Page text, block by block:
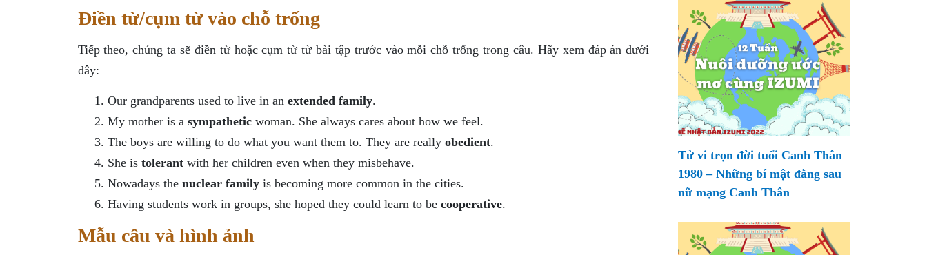
Điền từ/cụm từ vào chỗ trống
Tiếp theo, chúng ta sẽ điền từ hoặc cụm từ từ bài tập trước vào mỗi chỗ trống trong câu. Hãy xem đáp án dưới
đây:
Our grandparents used to live in an extended family.
My mother is a sympatheticwoman. She always cares about how we feel.
The boys are willing to do what you want them to. They are really obedient.
She is tolerantwith her children even when they misbehave.
Nowadays the nuclear familyis becoming more common in the cities.
Having students work in groups, she hoped they could learn to be cooperative.
Mẫu câu và hình ảnh
Tử vi trọn đời tuổi Canh Thân
1980 – Những bí mật đằng sau
nữ mạng Canh Thân